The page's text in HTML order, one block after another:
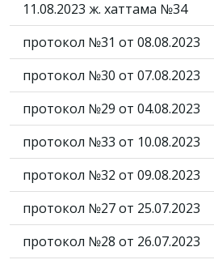
11.08.2023 ж. хаттама №34
протокол №31 от 08.08.2023
протокол №30 от 07.08.2023
протокол №29 от 04.08.2023
протокол №33 от 10.08.2023
протокол №32 от 09.08.2023
протокол №27 от 25.07.2023
протокол №28 от 26.07.2023